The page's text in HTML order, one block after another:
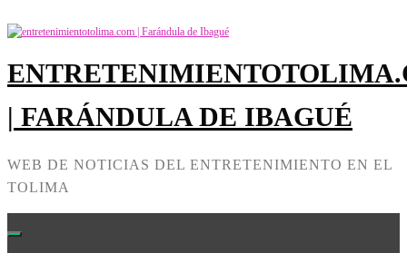
| FARÁNDULA DE IBAGUÉ
WEB DE NOTICIAS DEL ENTRETENIMIENTO EN EL
TOLIMA